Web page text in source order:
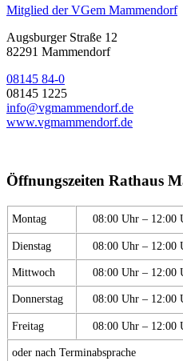
Mitglied der VGem Mammendorf
Augsburger Straße 12
82291 Mammendorf
08145 84-0
08145 1225
info@vgmammendorf.de
www.vgmammendorf.de
Öffnungszeiten Rathaus
Montag 08:00 Uhr – 12:00
Dienstag 08:00 Uhr – 12:00
Mittwoch 08:00 Uhr – 12:00
Donnerstag 08:00 Uhr – 12:00
Freitag 08:00 Uhr – 12:00
oder nach Terminabsprache